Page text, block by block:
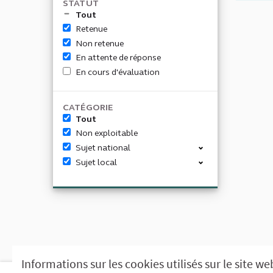
Informations sur les cookies utilisés sur le site
STATUT
Tout
Retenue
Non retenue
En attente de réponse
En cours d'évaluation
CATÉGORIE
Tout
Non exploitable
Sujet national
Sujet local